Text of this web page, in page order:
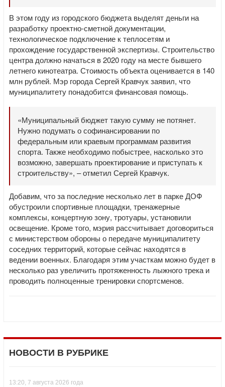
В этом году из городского бюджета выделят деньги на
разработку проектно-сметной документации,
технологическое подключение к теплосетям и
прохождение государственной экспертизы. Строительство
центра должно начаться в 2020 году на месте бывшего
летнего кинотеатра. Стоимость объекта оценивается в 140
млн рублей. Мэр города Сергей Кравчук заявил, что
муниципалитету понадобится финансовая помощь.
«Муниципальный бюджет такую сумму не потянет.
Нужно подумать о софинансировании по
федеральным или краевым программам развития
спорта. Также необходимо побыстрее, насколько это
возможно, завершать проектирование и приступать к
строительству», – отметил Сергей Кравчук.
Добавим, что за последние несколько лет в парке ДОФ
обустроили спортивные площадки, тренажерные
комплексы, концертную зону, тротуары, установили
освещение. Кроме того, мэрия рассчитывает договориться
с министерством обороны о передаче муниципалитету
соседних территорий, которые сейчас находятся в
ведении военных. Благодаря этим участкам можно будет в
несколько раз увеличить протяженность лыжного трека и
проводить полноценные тренировки спортсменов.
НОВОСТИ В РУБРИКЕ
13:20, 7 августа 2026 года